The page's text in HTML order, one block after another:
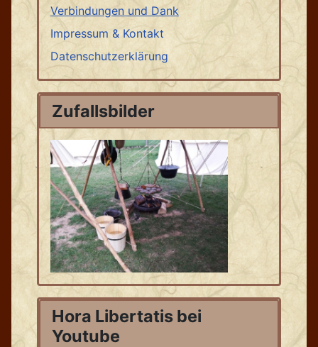
Verbindungen und Dank
Impressum & Kontakt
Datenschutzerklärung
Zufallsbilder
Hora Libertatis bei
Youtube